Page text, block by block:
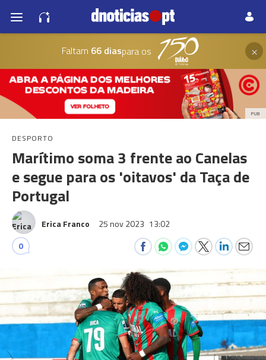
Faltam 66 diaspara os ×
PUB
DESPORTO
Marítimo soma 3 frente ao Canelas
e segue para os 'oitavos' da Taça de
Portugal
Erica Franco 25 nov 2023 13:02
0